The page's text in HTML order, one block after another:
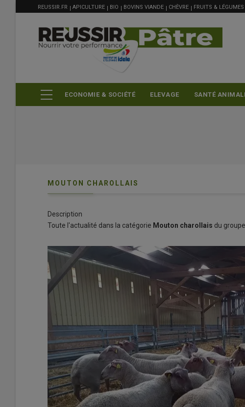
contenu
MENU
FILIÈRE
REUSSIR.FR APICULTURE BIO BOVINS VIANDE CHÈVRE FRUITS & LÉGUMES
ECONOMIE & SOCIÉTÉ ELEVAGE SANTÉ
MOUTON CHAROLLAIS
Description
Toute l'actualité dans la catégorie Mouton charollais du